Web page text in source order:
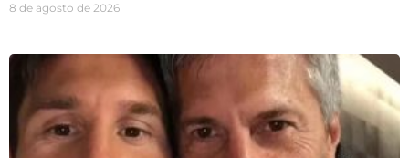
8 de agosto de 2026